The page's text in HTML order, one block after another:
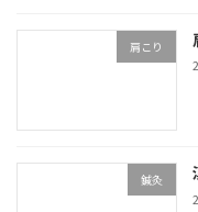
肩こり
鍼灸